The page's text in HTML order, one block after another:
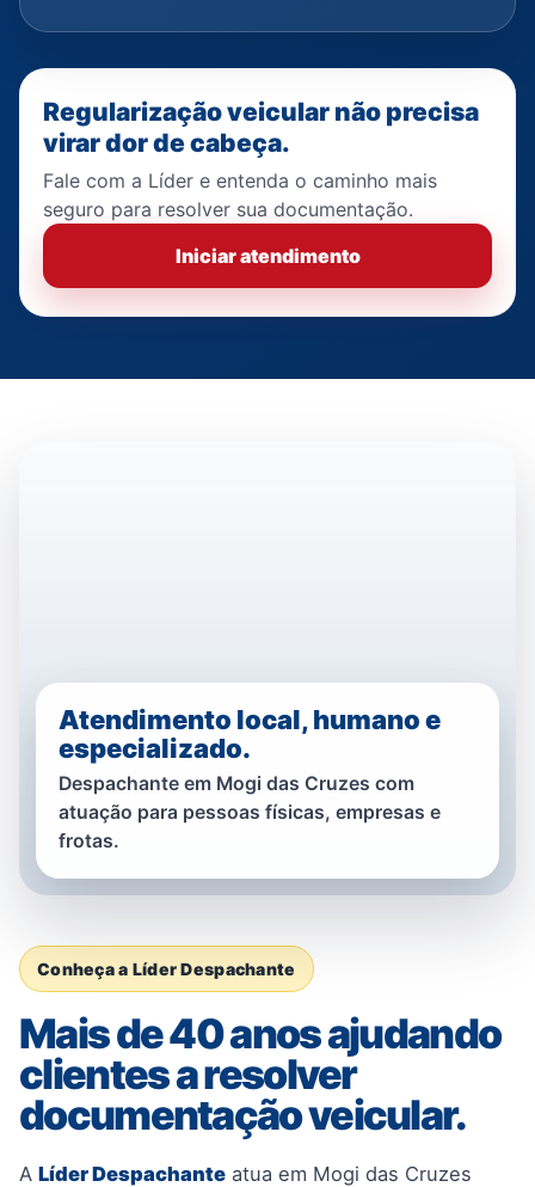
Regularização veicular não precisa
virar dor de cabeça.
Fale com a Líder e entenda o caminho mais
seguro para resolver sua documentação.
Iniciar atendimento
Atendimento local, humano e
especializado.
Despachante em Mogi das Cruzes com
atuação para pessoas físicas, empresas e
frotas.
Conheça a Líder Despachante
Mais de 40 anos ajudando
clientes a resolver
documentação veicular.
A Líder Despachante atua em Mogi das Cruzes